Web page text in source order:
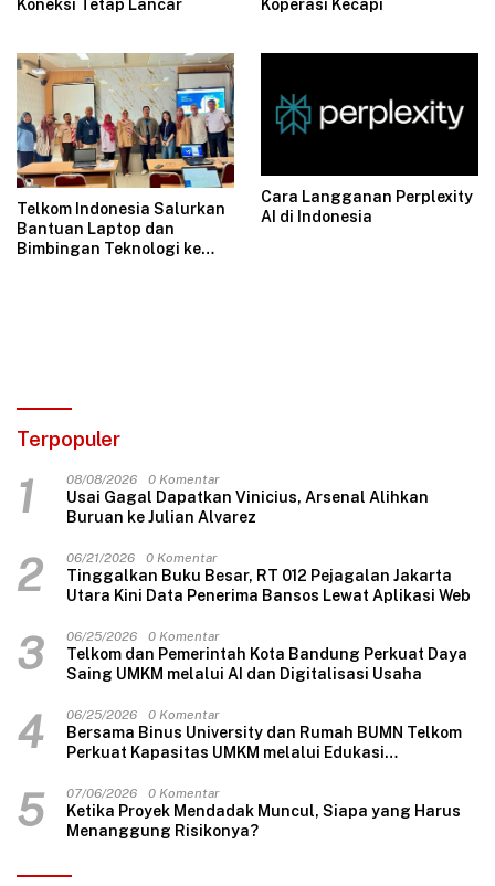
Koneksi Tetap Lancar Koperasi Kecapi
Telkom Indonesia Salurkan
Bantuan Laptop dan
Bimbingan Teknologi ke
Cara Langganan Perplexity
AI di Indonesia
Terpopuler
1 08/08/2026 0 Komentar
Usai Gagal Dapatkan Vinicius, Arsenal Alihkan
Buruan ke Julian Alvarez
2 06/21/2026 0 Komentar
Tinggalkan Buku Besar, RT 012 Pejagalan Jakarta
Utara Kini Data Penerima Bansos Lewat Aplikasi Web
3 06/25/2026 0 Komentar
Telkom dan Pemerintah Kota Bandung Perkuat Daya
Saing UMKM melalui AI dan Digitalisasi Usaha
4 06/25/2026 0 Komentar
Bersama Binus University dan Rumah BUMN Telkom
Perkuat Kapasitas UMKM melalui Edukasi
Harga Jual
5 07/06/2026 0 Komentar
Ketika Proyek Mendadak Muncul, Siapa yang Harus
Menanggung Risikonya?